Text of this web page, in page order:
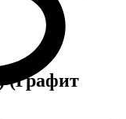
(Графит